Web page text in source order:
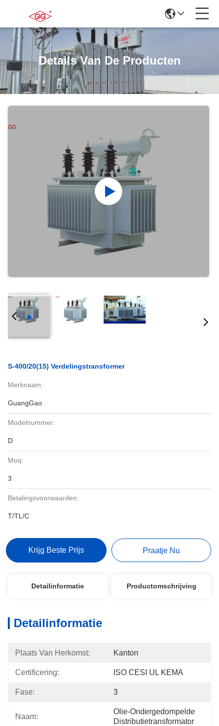
Details Van De Producten
S-400/20(15) Verdelingstransformer
Merknaam:
GuangGao
Modelnummer:
D
Moq:
3
Betalingsvoorwaarden:
T/TL/C
Krijg Beste Prijs Praatje Nu
Detailinformatie Productomschrijving
Detailinformatie
Plaats Van Herkomst: Kanton
Certificering: ISO CESI UL KEMA
Fase: 3
Naam:
Olie-Ondergedompelde
Distributietransformator